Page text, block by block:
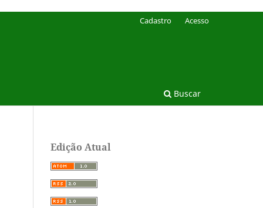
Buscar
Cadastro Acesso
Edição Atual